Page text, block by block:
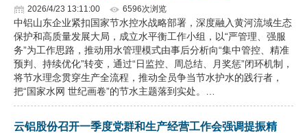
2026/4/23 13:11:00 6596次浏览
中铝山东企业紧扣国家节水控水战略部署，深度融入黄河流域生态
保护和高质量发展大局，成立水平衡工作小组，以“严管理、强服
务”为工作思路，推动用水管理模式由事后分析向“集中管控、精准
预判、持续优化”转变，通过“日监控、周总结、月奖惩”闭环机制，
将节水理念贯穿生产全流程，推动全员争当节水护水的践行者，
把“国家水网 世纪画卷”的节水主题落到实处。…
云铝股份召开一季度党群和生产经营工作会强调提振精